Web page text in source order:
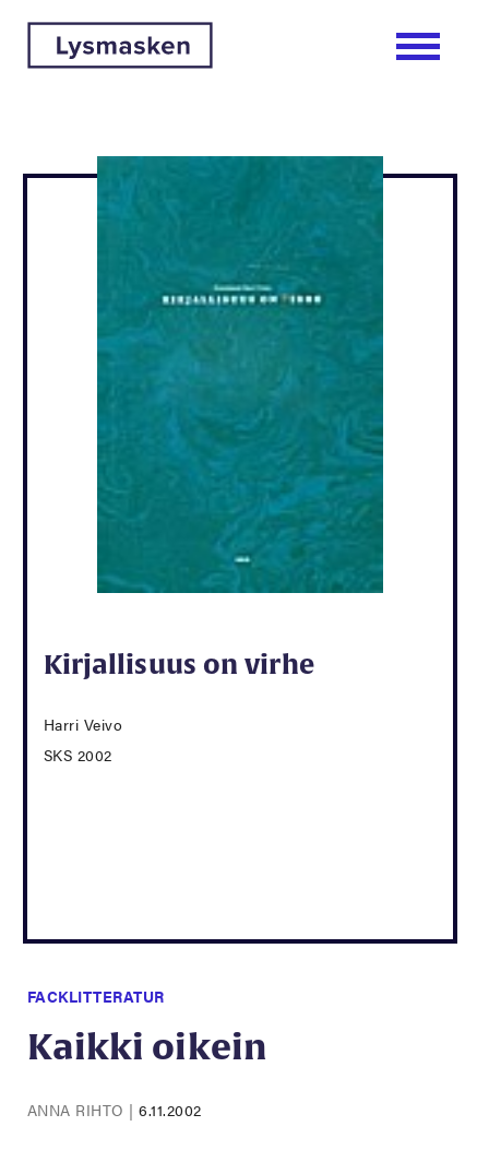
Kirjallisuus on virhe
Harri Veivo
SKS 2002
FACKLITTERATUR
Kaikki oikein
ANNA RIHTO |6.11.2002